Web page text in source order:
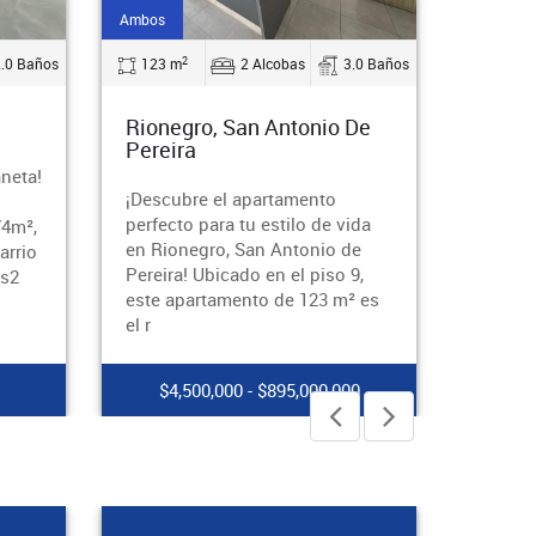
Baños
Arriendo
145 m2 3 Alcobas 2.0 Baños
Medellin, Castropol
combine la elegancia, la
funcionalidad y la ubicación
privilegiada? Entonces, este
apartamento en el exclusivo
barrio de Castro
$5,700,000